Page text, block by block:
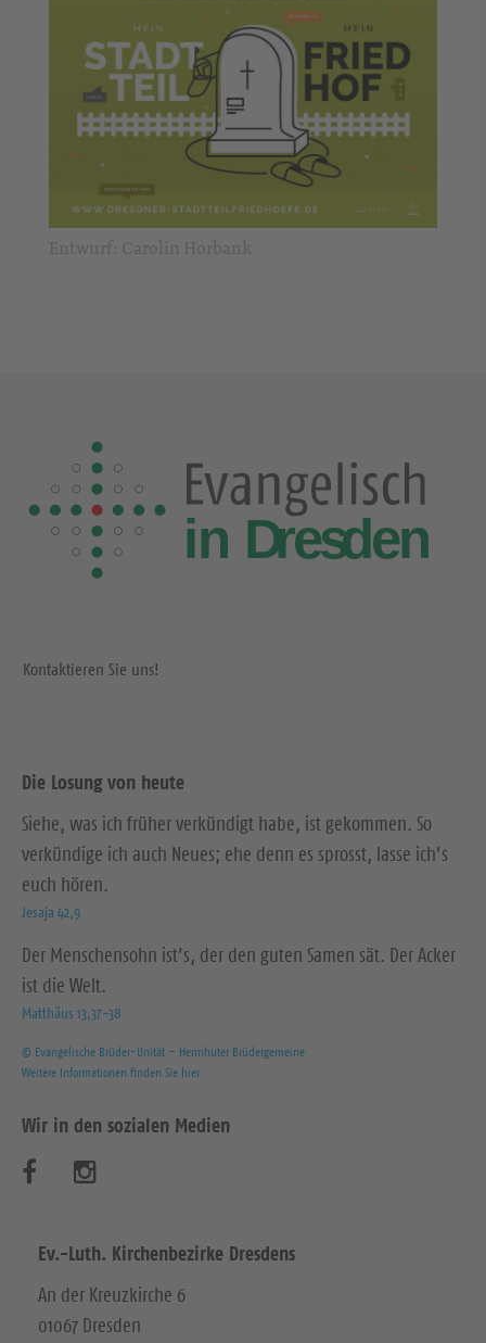
Kontaktieren Sie uns!
Die Losung von heute
Siehe, was ich früher verkündigt habe, ist gekommen. So
verkündige ich auch Neues; ehe denn es sprosst, lasse ich’s
euch hören.
Jesaja 42,9
Der Menschensohn ist’s, der den guten Samen sät. Der Acker
ist die Welt.
Matthäus 13,37-38
© Evangelische Brüder-Unität – Herrnhuter Brüdergemeine
Weitere Informationen finden Sie hier
Wir in den sozialen Medien
s
u
c
s
u
c
Ev.-Luth. Kirchenbezirke Dresdens
An der Kreuzkirche 6
01067 Dresden